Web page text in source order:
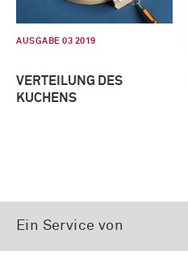
AUSGABE 03 2019
VERTEILUNG DES
KUCHENS
Ein Service von